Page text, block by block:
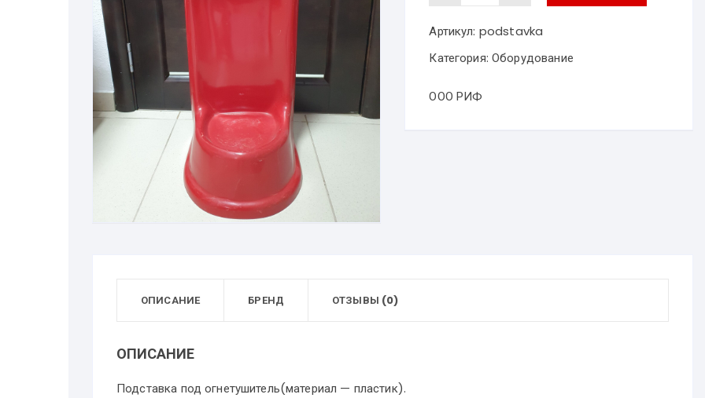
огнетушитель
Артикул: podstavka
Категория:Оборудование
ООО РИФ
ОПИСАНИЕ БРЕНД ОТЗЫВЫ (0)
ОПИСАНИЕ
Подставка под огнетушитель(материал — пластик).